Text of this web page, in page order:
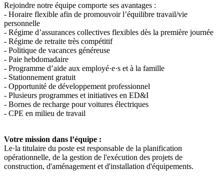
Rejoindre notre équipe comporte ses avantages :
- Horaire flexible afin de promouvoir l’équilibre travail/vie
personnelle
- Régime d’assurances collectives flexibles dès la première journée
- Régime de retraite très compétitif
- Politique de vacances généreuse
- Paie hebdomadaire
- Programme d’aide aux employé·e·s et à la famille
- Stationnement gratuit
- Opportunité de développement professionnel
- Plusieurs programmes et initiatives en ED&I
- Bornes de recharge pour voitures électriques
- CPE en milieu de travail
Votre mission dans l’équipe :
Le·la titulaire du poste est responsable de la planification
opérationnelle, de la gestion de l'exécution des projets de
construction, d'aménagement et d'installation d'équipements.